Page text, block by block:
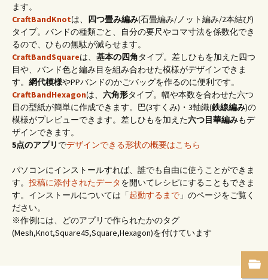
ます。
CraftBandKnotは、 四つ畳み編み(石畳編み/ノット編み/2本結び)
タイプ。バンドの種類ごと、自分の要尺やコマ寸法を係数化でき
るので、ひもの無駄が減らせます。
CraftBandSquareは、 基本の四角タイプ。差しひもを加えた四つ
目や、バンド色と編み目を組み合わせた模様がデザインできま
す。 網代模様やPPバンドのかごバッグを作るのに便利です。
CraftBandHexagonは、 六角形タイプ。幅や本数を合わせた六つ
目の型紙が簡単に作成できます。巴(3すくみ)・3軸織(鉄線編み)の
模様がプレビューできます。差しひもを加えた六つ目華編みもデ
ザインできます。
5点のアプリ でデザインできる形状の概要はこちら
パソコンにインストールすれば、誰でも自由に使うことができま
す。 投稿に添付されたデータを開いてレシピにすることもできま
す。インストールについては「起動するまで 」のページをご覧く
ださい。
※作例には、どのアプリで作られたかのタグ
(Mesh,Knot,Square45,Square,Hexagon)を付けています